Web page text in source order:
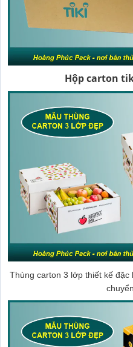
Hộp carton
Thùng carton 3 lớp thiết kế đặc